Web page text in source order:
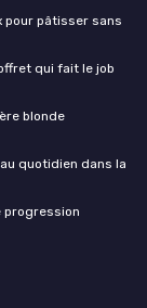
pour pâtisser sans
qui fait le job
blonde
quotidien dans la
progression